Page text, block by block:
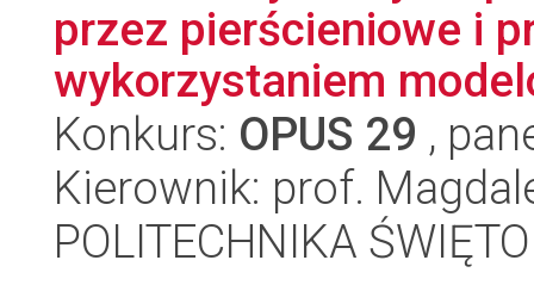
przez pierścieniowe i
wykorzystaniem
Konkurs: OPUS 29 ,
Kierownik: prof.
POLITECHNIKA